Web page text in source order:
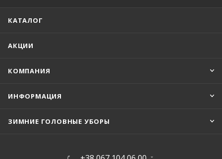
КАТАЛОГ
АКЦИИ
КОМПАНИЯ
ИНФОРМАЦИЯ
ЗИМНИЕ ГОЛОВНЫЕ УБОРЫ